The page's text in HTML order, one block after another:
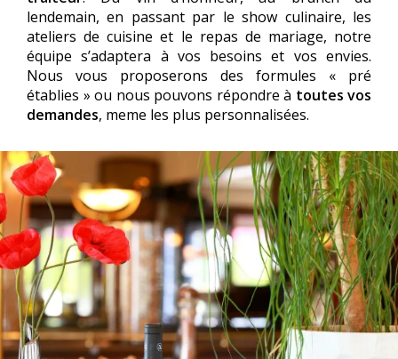
lendemain, en passant par le show culinaire, les
ateliers de cuisine et le repas de mariage, notre
équipe s’adaptera à vos besoins et vos envies.
Nous vous proposerons des formules « pré
établies » ou nous pouvons répondre à toutes vos
demandes, meme les plus personnalisées.